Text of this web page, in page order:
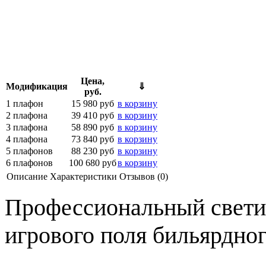
Модификация
Цена,
руб.
⇓
1 плафон
15 980 руб в корзину
2 плафона
39 410 руб в корзину
3 плафона
58 890 руб в корзину
4 плафона
73 840 руб в корзину
5 плафонов
88 230 руб в корзину
6 плафонов
100 680 рубв корзину
Описание Характеристики Отзывов (0)
Профессиональный
игрового поля